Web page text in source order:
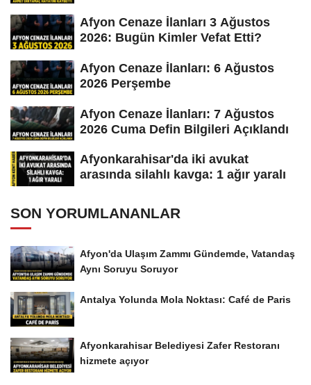
Afyon Cenaze İlanları 3 Ağustos
2026: Bugün Kimler Vefat Etti?
Afyon Cenaze İlanları: 6 Ağustos
2026 Perşembe
Afyon Cenaze İlanları: 7 Ağustos
2026 Cuma Defin Bilgileri Açıklandı
Afyonkarahisar'da iki avukat
arasında silahlı kavga: 1 ağır yaralı
SON YORUMLANANLAR
Afyon'da Ulaşım Zammı Gündemde, Vatandaş
Aynı Soruyu Soruyor
Antalya Yolunda Mola Noktası: Café de Paris
Afyonkarahisar Belediyesi Zafer Restoranı
hizmete açıyor